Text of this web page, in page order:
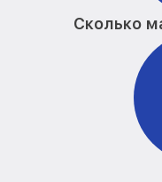
Сколько